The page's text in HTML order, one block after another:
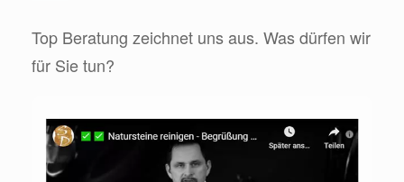
Top Beratung zeichnet uns aus. Was dürfen wir
für Sie tun?